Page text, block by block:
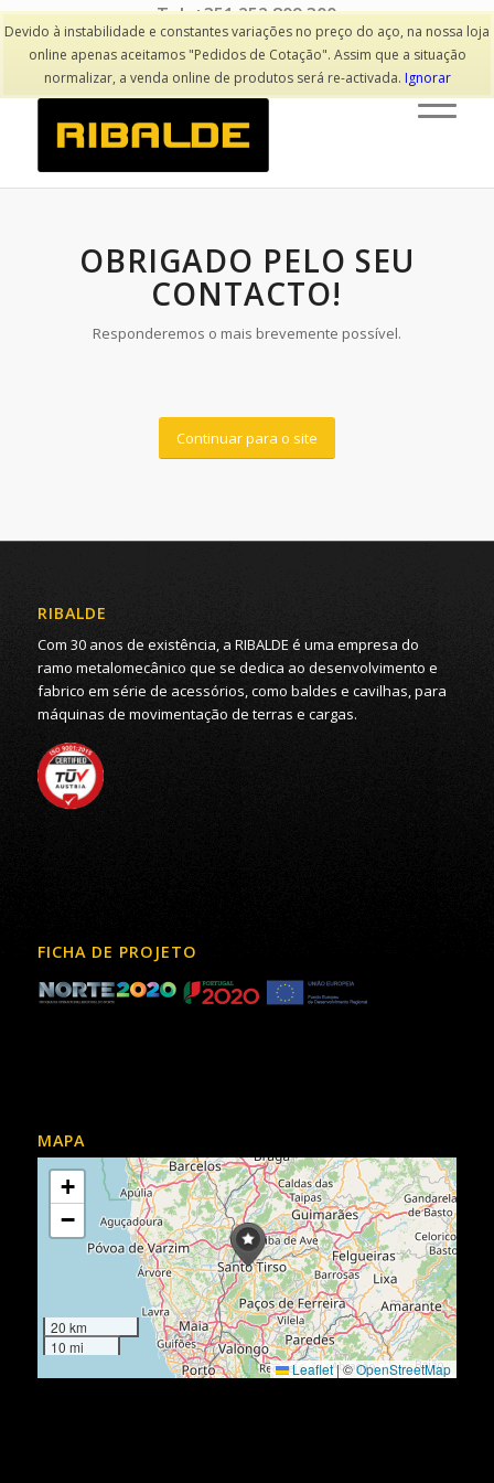
Devido à instabilidade e constantes variações no preço do aço, na nossa loja
online apenas aceitamos "Pedidos de Cotação". Assim que a situação
normalizar, a venda online de produtos será re-activada. Ignorar
Tel: +351 252 809 300
(Chamada para rede fixa nacional)
OBRIGADO PELO SEU
CONTACTO!
Responderemos o mais brevemente possível.
Continuar para o site
RIBALDE
Com 30 anos de existência, a RIBALDE é uma empresa do
ramo metalomecânico que se dedica ao desenvolvimento e
fabrico em série de acessórios, como baldes e cavilhas, para
máquinas de movimentação de terras e cargas.
FICHA DE PROJETO
MAPA
+
−
20 km
10 mi
Leaflet|©OpenStreetMap